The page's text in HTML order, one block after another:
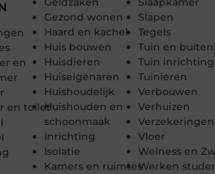
en
en toilet
Gezond wonen
Haard en kachel
Huis bouwen
Huisdieren
Huiseigenaren
Huishoudelijk
Huishouden en
schoonmaak
Inrichting
Isolatie
Kamers en ruimtes
Slapen
Tegels
Tuin en
Tuin inrichting
Tuinieren
Verbouwen
Verhuizen
Verzekeringen
Vloer
Welness en
Werken